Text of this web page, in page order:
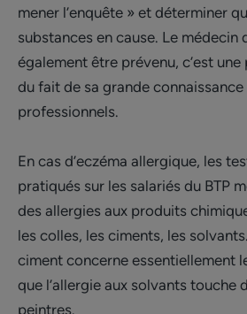
mener l’enquête » et déterminer
substances en cause. Le médecin
également être prévenu, c’est
du fait de sa grande
professionnels.
En cas d’eczéma allergique, les
pratiqués sur les salariés du BTP
des allergies aux produits
les colles, les ciments, les
ciment concerne essentiellement
que l’allergie aux solvants touche
peintres.